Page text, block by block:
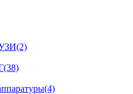
(2)
(38)
(4)